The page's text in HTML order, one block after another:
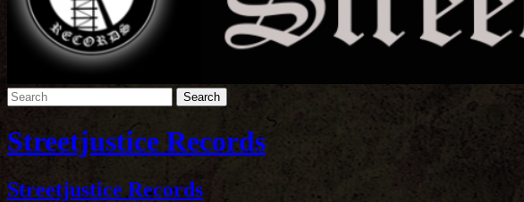
Streetjustice Records
Streetjustice Records